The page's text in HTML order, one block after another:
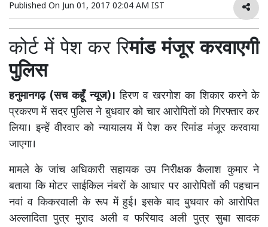
Published On Jun 01, 2017 02:04 AM IST
कोर्ट में पेश कर रिमांड मंजूर करवाएगी
पुलिस
हनुमानगढ़ (सच कहूँ न्यूज)। हिरण व खरगोश का शिकार करने के
प्रकरण में सदर पुलिस ने बुधवार को चार आरोपितों को गिरफ्तार कर
लिया। इन्हें वीरवार को न्यायालय में पेश कर रिमांड मंजूर करवाया
जाएगा।
मामले के जांच अधिकारी सहायक उप निरीक्षक कैलाश कुमार ने
बताया कि मोटर साईकिल नंबरों के आधार पर आरोपितों की पहचान
नवां व किकरवाली के रूप में हुई। इसके बाद बुधवार को आरोपित
अल्लादिता पुत्र मुराद अली व फरियाद अली पुत्र सुबा सादक